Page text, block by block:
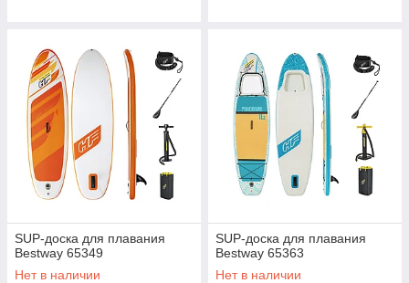
SUP-доска для плавания
Bestway 65349
Нет в наличии
SUP-доска для плавания
Bestway 65363
Нет в наличии